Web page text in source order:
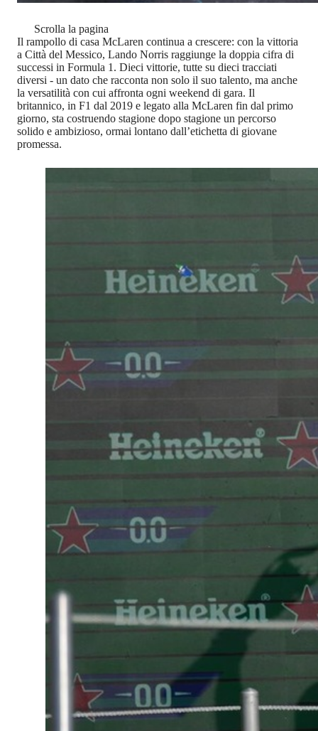
Scrolla la pagina
Il rampollo di casa McLaren continua a crescere: con la vittoria
a Città del Messico, Lando Norris raggiunge la doppia cifra di
successi in Formula 1. Dieci vittorie, tutte su dieci tracciati
diversi - un dato che racconta non solo il suo talento, ma anche
la versatilità con cui affronta ogni weekend di gara. Il
britannico, in F1 dal 2019 e legato alla McLaren fin dal primo
giorno, sta costruendo stagione dopo stagione un percorso
solido e ambizioso, ormai lontano dall’etichetta di giovane
promessa.